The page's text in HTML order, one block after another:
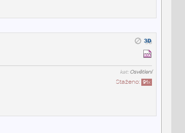
kat:Osvětlení
Staženo: 91x